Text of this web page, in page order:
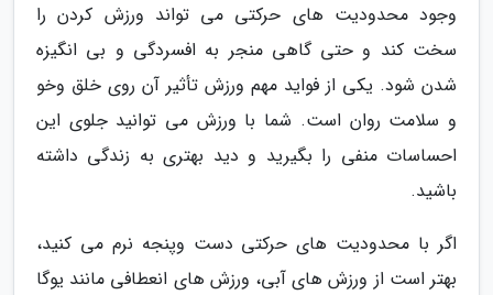
وجود محدودیت های حرکتی می تواند ورزش کردن را
سخت کند و حتی گاهی منجر به افسردگی و بی انگیزه
شدن شود. یکی از فواید مهم ورزش تأثیر آن روی خلق وخو
و سلامت روان است. شما با ورزش می توانید جلوی این
احساسات منفی را بگیرید و دید بهتری به زندگی داشته
باشید.
اگر با محدودیت های حرکتی دست وپنجه نرم می کنید،
بهتر است از ورزش های آبی، ورزش های انعطافی مانند یوگا